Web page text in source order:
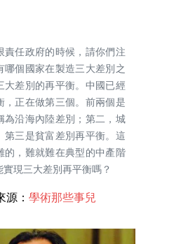
責任政府的時候，請你們注
哪個國家在製造三大差別之
大差別的再平衡。中國已經
，正在做第三個。前兩個是
為沿海內陸差別；第二，城
第三是貧富差別再平衡。這
的，難就難在典型的中產階
現三大差別再平衡嗎？
： 學術那些事兒